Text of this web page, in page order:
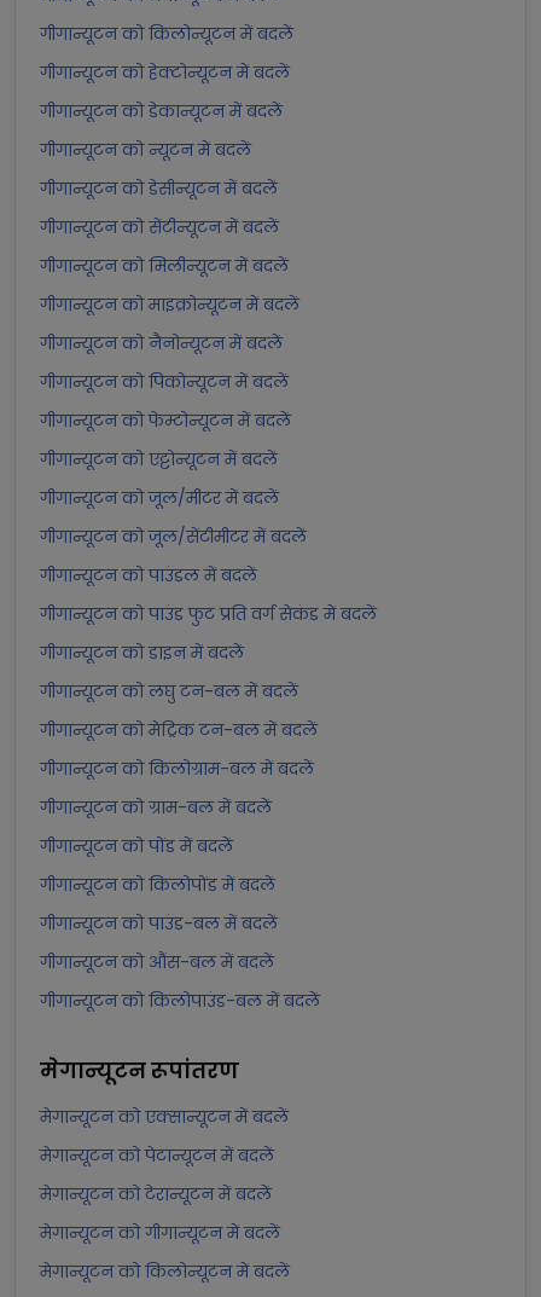
गीगान्यूटन को किलोन्यूटन में बदलें
गीगान्यूटन को हेक्टोन्यूटन में बदलें
गीगान्यूटन को डेकान्यूटन में बदलें
गीगान्यूटन को न्यूटन में बदलें
गीगान्यूटन को डेसीन्यूटन में बदलें
गीगान्यूटन को सेंटीन्यूटन में बदलें
गीगान्यूटन को मिलीन्यूटन में बदलें
गीगान्यूटन को माइक्रोन्यूटन में बदलें
गीगान्यूटन को नैनोन्यूटन में बदलें
गीगान्यूटन को पिकोन्यूटन में बदलें
गीगान्यूटन को फेम्टोन्यूटन में बदलें
गीगान्यूटन को एट्टोन्यूटन में बदलें
गीगान्यूटन को जूल/मीटर में बदलें
गीगान्यूटन को जूल/सेंटीमीटर में बदलें
गीगान्यूटन को पाउंडल में बदलें
गीगान्यूटन को पाउंड फुट प्रति वर्ग सेकंड में बदलें
गीगान्यूटन को डाइन में बदलें
गीगान्यूटन को लघु टन-बल में बदलें
गीगान्यूटन को मेट्रिक टन-बल में बदलें
गीगान्यूटन को किलोग्राम-बल में बदलें
गीगान्यूटन को ग्राम-बल में बदलें
गीगान्यूटन को पोंड में बदलें
गीगान्यूटन को किलोपोंड में बदलें
गीगान्यूटन को पाउंड-बल में बदलें
गीगान्यूटन को औंस-बल में बदलें
गीगान्यूटन को किलोपाउंड-बल में बदलें
मेगान्यूटनरूपांतरण
मेगान्यूटन को एक्सान्यूटन में बदलें
मेगान्यूटन को पेटान्यूटन में बदलें
मेगान्यूटन को टेरान्यूटन में बदलें
मेगान्यूटन को गीगान्यूटन में बदलें
मेगान्यूटन को किलोन्यूटन में बदलें